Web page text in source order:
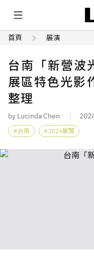
首頁 展演
台南「新營波
展區特色光影
整理
by Lucinda Chen
台南 2024展覽